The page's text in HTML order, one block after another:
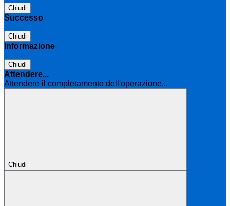
Chiudi
Successo
Chiudi
Informazione
Chiudi
Attendere...
Attendere il completamento dell'operazione...
Chiudi